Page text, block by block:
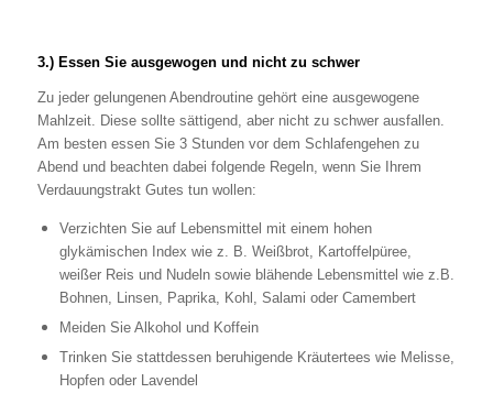
3.) Essen Sie ausgewogen und nicht zu schwer
Zu jeder gelungenen Abendroutine gehört eine ausgewogene
Mahlzeit. Diese sollte sättigend, aber nicht zu schwer ausfallen.
Am besten essen Sie 3 Stunden vor dem Schlafengehen zu
Abend und beachten dabei folgende Regeln, wenn Sie Ihrem
Verdauungstrakt Gutes tun wollen:
Verzichten Sie auf Lebensmittel mit einem hohen
glykämischen Index wie z. B. Weißbrot, Kartoffelpüree,
weißer Reis und Nudeln sowie blähende Lebensmittel wie z.B.
Bohnen, Linsen, Paprika, Kohl, Salami oder Camembert
Meiden Sie Alkohol und Koffein
Trinken Sie stattdessen beruhigende Kräutertees wie Melisse,
Hopfen oder Lavendel